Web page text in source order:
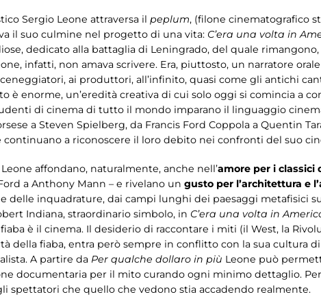
Sergio Leone attraversa il peplum, (filone cinematografico
il suo culmine nel progetto di una vita: C’era una volta in
dedicato alla battaglia di Leningrado, del quale
infatti, non amava scrivere. Era, piuttosto, un narratore
ai produttori, all’infinito, quasi come gli antichi
è enorme, un’eredità creativa di cui solo oggi si comincia a
di cinema di tutto il mondo imparano il linguaggio
a Steven Spielberg, da Francis Ford Coppola a Quentin
continuano a riconoscere il loro debito nei confronti del suo
affondano, naturalmente, anche nell’amore per i classici
a Anthony Mann – e rivelano un gusto per l’architettura e
delle inquadrature, dai campi lunghi dei paesaggi metafisici
Indiana, straordinario simbolo, in C’era una volta in
è il cinema. Il desiderio di raccontare i miti (il West, la
della fiaba, entra però sempre in conflitto con la sua cultura
A partire da Per qualche dollaro in più Leone può
documentaria per il mito curando ogni minimo dettaglio.
spettatori che quello che vedono stia accadendo realmente.